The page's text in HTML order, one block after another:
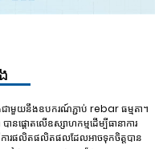
ជាមួយនឹងឧបករណ៍ភ្ជាប់ rebar ធម្មតា។
ផ្តោតលើឧស្សាហកម្មដើម្បីធានាការ
"ការផលិតផលិតផលដែលអាចទុកចិត្តបាន